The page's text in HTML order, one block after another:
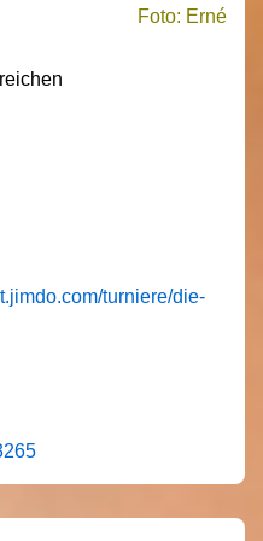
Foto: Erné
turniere/die-